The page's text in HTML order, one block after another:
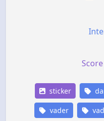
sticker
vader